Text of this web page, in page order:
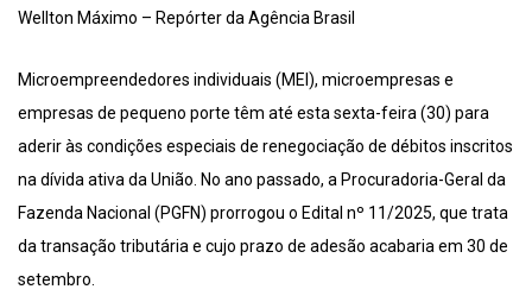
Wellton Máximo – Repórter da Agência Brasil
Microempreendedores individuais (MEI), microempresas e
empresas de pequeno porte têm até esta sexta-feira (30) para
aderir às condições especiais de renegociação de débitos inscritos
na dívida ativa da União. No ano passado, a Procuradoria-Geral da
Fazenda Nacional (PGFN) prorrogou o Edital nº 11/2025, que trata
da transação tributária e cujo prazo de adesão acabaria em 30 de
setembro.